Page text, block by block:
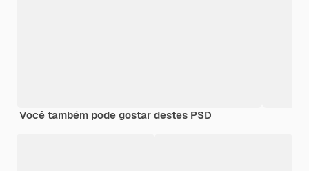
Você também pode gostar destes PSD